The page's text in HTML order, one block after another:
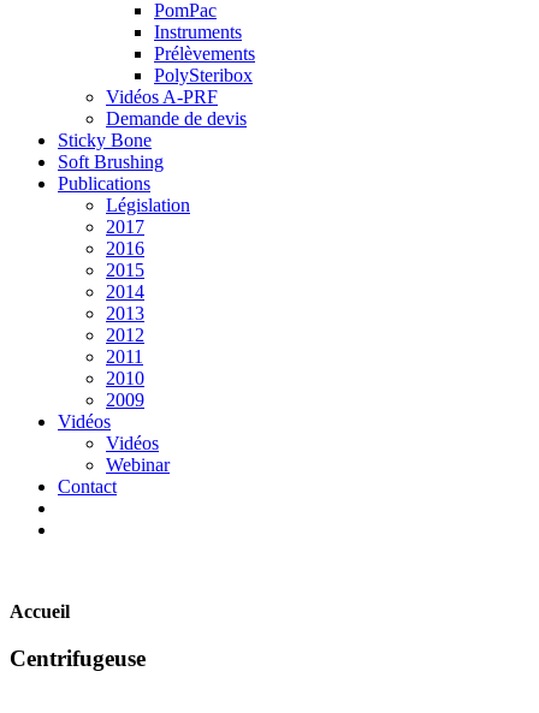
PomPac
Instruments
Prélèvements
PolySteribox
Vidéos A-PRF
Demande de devis
Sticky Bone
Soft Brushing
Publications
Législation
2017
2016
2015
2014
2013
2012
2011
2010
2009
Vidéos
Vidéos
Webinar
Contact
Accueil
Centrifugeuse